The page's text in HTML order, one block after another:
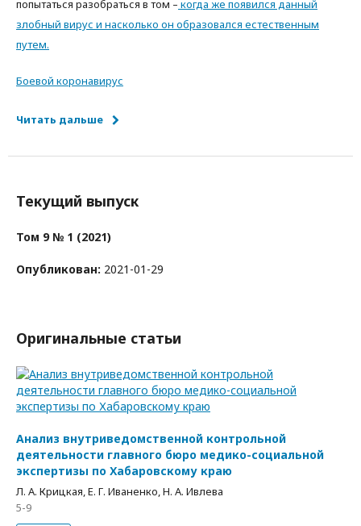
попытаться разобраться в том – когда же появился данный
злобный вирус и насколько он образовался естественным
путем.
Боевой коронавирус
Читать дальше
Текущий выпуск
Том 9 № 1 (2021)
Опубликован: 2021-01-29
Оригинальные статьи
Анализ внутриведомственной контрольной
деятельности главного бюро медико-социальной
экспертизы по Хабаровскому краю
Л. А. Крицкая, Е. Г. Иваненко, Н. А. Ивлева
5-9